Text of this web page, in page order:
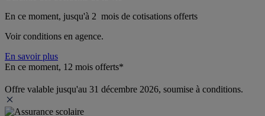
En ce moment, jusqu'à 2  mois de cotisations offerts
Voir conditions en agence.
En savoir plus
En ce moment, 12 mois offerts*
Offre valable jusqu'au 31 décembre 2026, soumise à conditions.